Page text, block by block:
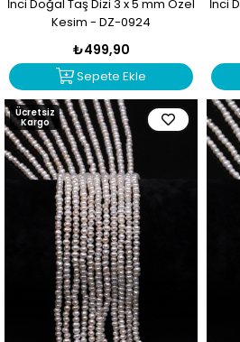
İnci Doğal Taş Dizi 3 x 5 mm Özel
Kesim - DZ-0924
₺499,90
Sepete Ekle
İnci
Ücretsiz
Kargo